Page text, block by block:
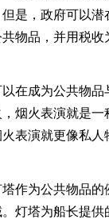
是，政府可以
物品，并用税
在成为公共物
烟火表演就是
表演就更像私
作为公共物品
灯塔为船长提